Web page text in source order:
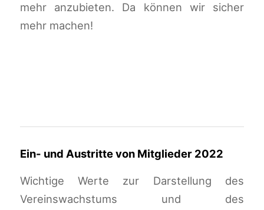
mehr anzubieten. Da können wir sicher
mehr machen!
Ein- und Austritte von Mitglieder 2022
Wichtige Werte zur Darstellung des
Vereinswachstums und des